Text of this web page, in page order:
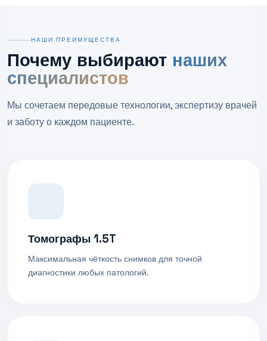
НАШИ ПРЕИМУЩЕСТВА
Почему выбирают наших
специалистов
Мы сочетаем передовые технологии, экспертизу врачей
и заботу о каждом пациенте.
Томографы 1.5T
Максимальная чёткость снимков для точной
диагностики любых патологий.